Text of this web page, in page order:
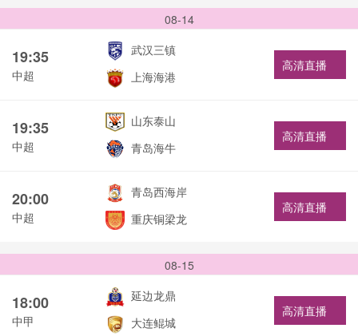
08-14
19:35
中超
武汉三镇
上海海港
高清直播
19:35
中超
山东泰山
青岛海牛
高清直播
20:00
中超
青岛西海岸
重庆铜梁龙
高清直播
08-15
18:00
中甲
延边龙鼎
大连鲲城
高清直播